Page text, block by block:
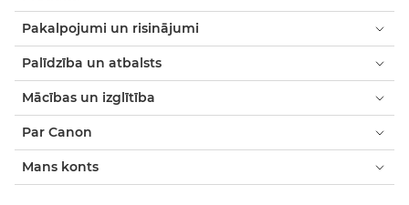
Pakalpojumi un risinājumi
Palīdzība un atbalsts
Mācības un izglītība
Par Canon
Mans konts